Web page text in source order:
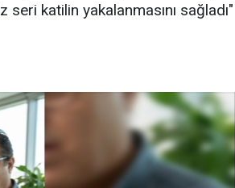
katilin yakalanmasını sağladı"